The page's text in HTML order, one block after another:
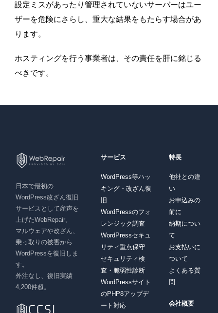
設定ミスがあったり管理されていないサーバーはユー
ザーを危険にさらし、重大な結果をもたらす場合があ
ります。
ホスティングを行う事業者は、その責任を肝に銘じる
べきです。
日本で最初の
WordPress改ざん復旧
サービスとして産声を
上げたWebRepair。
マルウェアや改ざん、
乗っ取りの被害から
WordPressを復旧しま
す。
外注なし、復旧実績
4,200件超。
サービス
WordPress等ハッ
キング・改ざん復
旧
WordPressのフォ
レンジック調査
WordPressセキュ
リティ重点保守
セキュリティ検
査・脆弱性診断
WordPressサイト
のPHP8アップデ
ート対応
特長
他社との違
い
お申込みの
前に
納期につい
て
お支払いに
ついて
よくある質
問
会社概要